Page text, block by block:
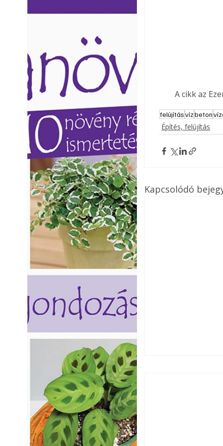
A cikk az
felújításvízbeton
Építés, felújítás
Kapcsolódó